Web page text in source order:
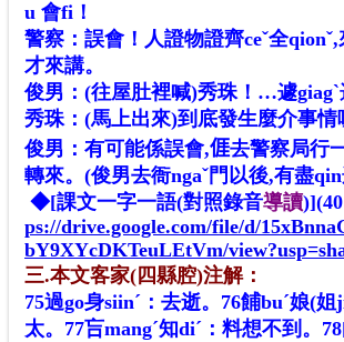
u 會fi！
警察：誤會！人證物證齊ceˇ全qionˇ,
才來講。
俊男：(往屋肚裡喊)秀珠！…遽giagˋ
秀珠：(馬上出來)到底發生麼介事情
俊男：有可能係誤會,𠊎去警察局行
轉來。(俊男去衙ngaˇ門以後,有盡
◆[課文一字一語(對照錄音導讀
ps://drive.google.com/file/d/
bY9XYcDKTeuLEtVm/
三.本文客家(四縣腔)注解：
75過go身siinˊ：去逝。76餔buˊ娘(姐
太。77吂mangˊ知diˊ：料想不到。